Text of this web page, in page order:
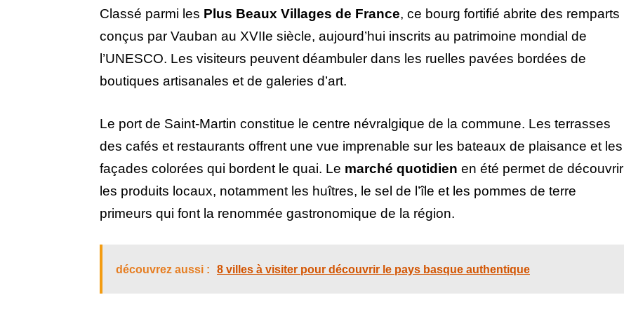
Classé parmi les Plus Beaux Villages de France, ce bourg fortifié abrite des remparts
conçus par Vauban au XVIIe siècle, aujourd’hui inscrits au patrimoine mondial de
l’UNESCO. Les visiteurs peuvent déambuler dans les ruelles pavées bordées de
boutiques artisanales et de galeries d’art.
Le port de Saint-Martin constitue le centre névralgique de la commune. Les terrasses
des cafés et restaurants offrent une vue imprenable sur les bateaux de plaisance et les
façades colorées qui bordent le quai. Le marché quotidien en été permet de découvrir
les produits locaux, notamment les huîtres, le sel de l’île et les pommes de terre
primeurs qui font la renommée gastronomique de la région.
découvrez aussi : 8 villes à visiter pour découvrir le pays basque authentique